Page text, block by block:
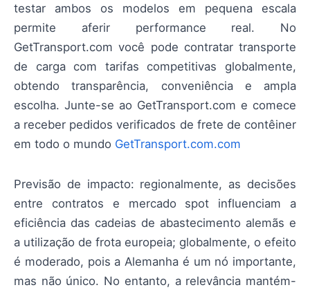
testar ambos os modelos em pequena escala
permite aferir performance real. No
GetTransport.com você pode contratar transporte
de carga com tarifas competitivas globalmente,
obtendo transparência, conveniência e ampla
escolha. Junte-se ao GetTransport.com e comece
a receber pedidos verificados de frete de contêiner
em todo o mundo GetTransport.com.com
Previsão de impacto: regionalmente, as decisões
entre contratos e mercado spot influenciam a
eficiência das cadeias de abastecimento alemãs e
a utilização de frota europeia; globalmente, o efeito
é moderado, pois a Alemanha é um nó importante,
mas não único. No entanto, a relevância mantém-